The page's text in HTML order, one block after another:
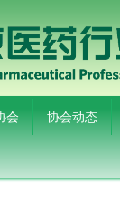
会 协会动态